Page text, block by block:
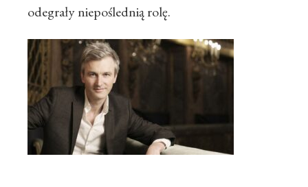
odegrały niepoślednią rolę.